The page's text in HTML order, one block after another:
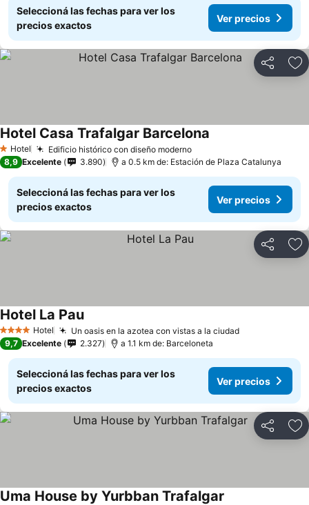
Seleccioná las fechas para ver los
precios exactos
Ver precios
Compartir
1 Estrellas
Hotel Edificio histórico con diseño moderno
Hotel Casa Trafalgar Barcelona
8,9 Excelente 3.890 a 0.5 km de: Estación de Plaza Catalunya
Seleccioná las fechas para ver los
precios exactos
Ver precios
Compartir
4 EstrellasHotel Un oasis en la azotea con vistas a la ciudad
Hotel La Pau
9,7 Excelente 2.327 a 1.1 km de: Barceloneta
Seleccioná las fechas para ver los
precios exactos
Ver precios
Compartir
Uma House by Yurbban Trafalgar